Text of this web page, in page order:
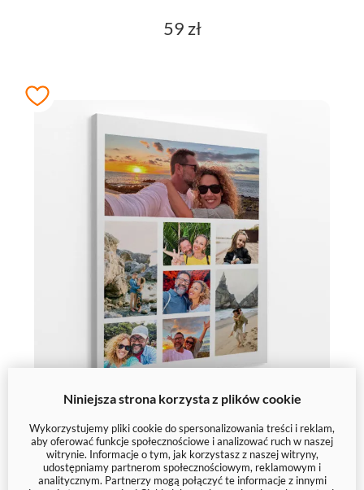
59 zł
Kolaż zdjęć na płótnie 8 zdjęć pion
59 zł
Niniejsza strona korzysta z plików cookie
Wykorzystujemy pliki cookie do spersonalizowania treści i reklam,
aby oferować funkcje społecznościowe i analizować ruch w naszej
witrynie. Informacje o tym, jak korzystasz z naszej witryny,
udostępniamy partnerom społecznościowym, reklamowym i
analitycznym. Partnerzy mogą połączyć te informacje z innymi